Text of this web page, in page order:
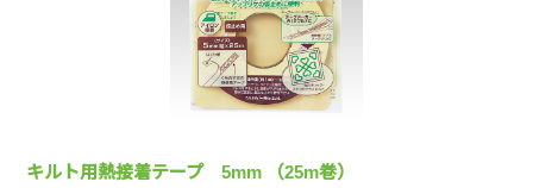
キルト用熱接着テープ 5mm （25m巻）